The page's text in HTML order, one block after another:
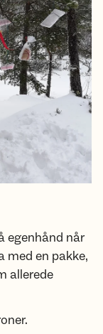
egenhånd når
med en pakke,
allerede